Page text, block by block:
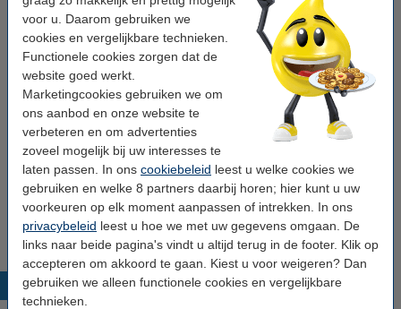
voor u. Daarom gebruiken we
cookies en vergelijkbare technieken.
Functionele cookies zorgen dat de
website goed werkt.
Marketingcookies gebruiken we om
ons aanbod en onze website te
verbeteren en om advertenties
zoveel mogelijk bij uw interesses te
laten passen. In ons cookiebeleid leest u welke cookies we
gebruiken en welke 8 partners daarbij horen; hier kunt u uw
voorkeuren op elk moment aanpassen of intrekken. In ons
privacybeleid leest u hoe we met uw gegevens omgaan. De
links naar beide pagina's vindt u altijd terug in de footer. Klik op
accepteren om akkoord te gaan. Kiest u voor weigeren? Dan
gebruiken we alleen functionele cookies en vergelijkbare
technieken.
Aantal: 10 stuks
Materiaal: karton
Papierformaat: A4
Rugbreedte: 80 mm
Opties
scheidingsstroken
versterkingsringen
tabbladen
Populaire producten